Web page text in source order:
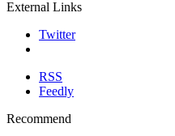
External Links
Twitter
RSS
Feedly
Recommend